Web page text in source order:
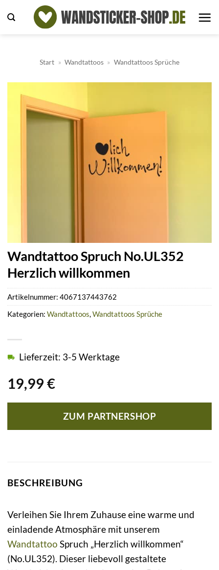
Inhalt
Start » Wandtattoos » Wandtattoos Sprüche
Wandtattoo Spruch No.UL352
Herzlich willkommen
19,99 €
Lieferzeit: 3-5 Werktage
ZUM PARTNERSHOP
Artikelnummer: 4067137443762
Kategorien: Wandtattoos Wandtattoos Sprüche
BESCHREIBUNG
Verleihen Sie Ihrem Zuhause eine warme und
einladende Atmosphäre mit unserem
Wandtattoo Spruch „Herzlich willkommen“
(No.UL352). Dieser liebevoll gestaltete